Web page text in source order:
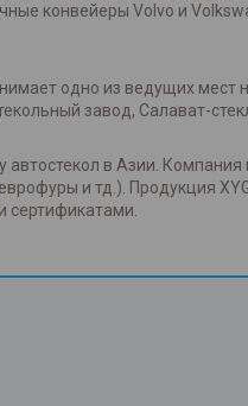
конвейеры Volvo и
одно из ведущих мест
завод, Салават-
автостекол в Азии.
и тд.). Продукция
сертификатами.